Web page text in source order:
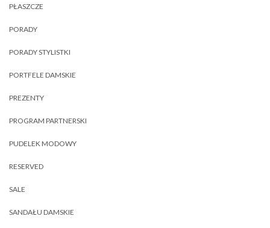
PŁASZCZE
PORADY
PORADY STYLISTKI
PORTFELE DAMSKIE
PREZENTY
PROGRAM PARTNERSKI
PUDELEK MODOWY
RESERVED
SALE
SANDAŁU DAMSKIE